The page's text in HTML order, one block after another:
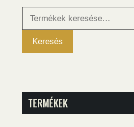
Keresés
Keresés
TERMÉKEK